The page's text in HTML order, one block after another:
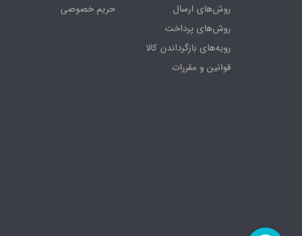
روش‌های ارسال
روش‌های پرداخت
رویه‌های بازگرداندن کالا
قوانین و مقررات
حریم خصوصی